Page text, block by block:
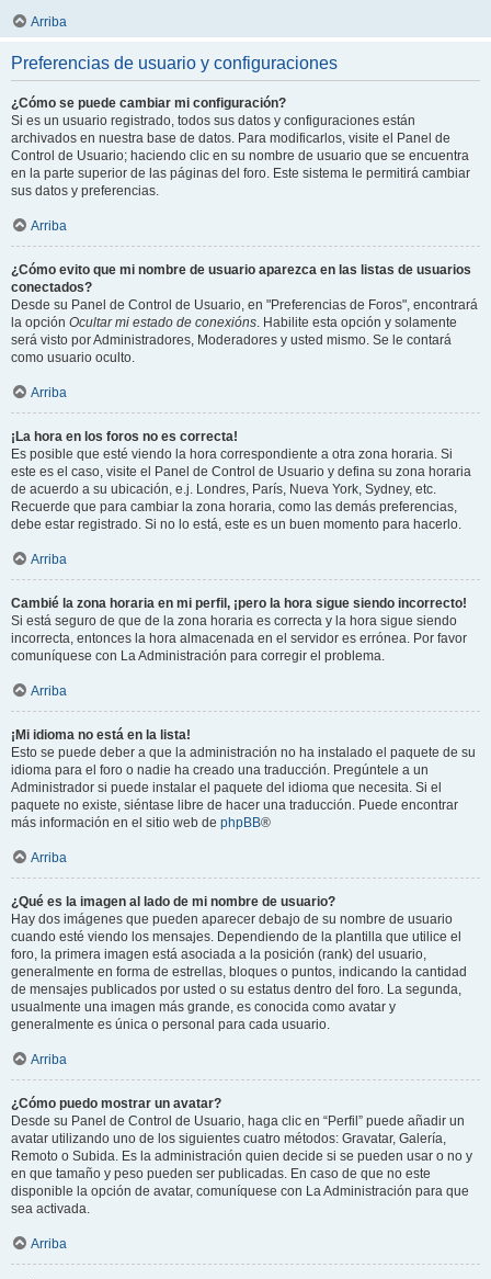
Arriba
Preferencias de usuario y configuraciones
¿Cómo se puede cambiar mi configuración?
Si es un usuario registrado, todos sus datos y configuraciones están
archivados en nuestra base de datos. Para modificarlos, visite el Panel de
Control de Usuario; haciendo clic en su nombre de usuario que se encuentra
en la parte superior de las páginas del foro. Este sistema le permitirá cambiar
sus datos y preferencias.
Arriba
¿Cómo evito que mi nombre de usuario aparezca en las listas de usuarios
conectados?
Desde su Panel de Control de Usuario, en "Preferencias de Foros", encontrará
la opción Ocultar mi estado de conexións. Habilite esta opción y solamente
será visto por Administradores, Moderadores y usted mismo. Se le contará
como usuario oculto.
Arriba
¡La hora en los foros no es correcta!
Es posible que esté viendo la hora correspondiente a otra zona horaria. Si
este es el caso, visite el Panel de Control de Usuario y defina su zona horaria
de acuerdo a su ubicación, e.j. Londres, París, Nueva York, Sydney, etc.
Recuerde que para cambiar la zona horaria, como las demás preferencias,
debe estar registrado. Si no lo está, este es un buen momento para hacerlo.
Arriba
Cambié la zona horaria en mi perfil, ¡pero la hora sigue siendo incorrecto!
Si está seguro de que de la zona horaria es correcta y la hora sigue siendo
incorrecta, entonces la hora almacenada en el servidor es errónea. Por favor
comuníquese con La Administración para corregir el problema.
Arriba
¡Mi idioma no está en la lista!
Esto se puede deber a que la administración no ha instalado el paquete de su
idioma para el foro o nadie ha creado una traducción. Pregúntele a un
Administrador si puede instalar el paquete del idioma que necesita. Si el
paquete no existe, siéntase libre de hacer una traducción. Puede encontrar
más información en el sitio web de phpBB®
Arriba
¿Qué es la imagen al lado de mi nombre de usuario?
Hay dos imágenes que pueden aparecer debajo de su nombre de usuario
cuando esté viendo los mensajes. Dependiendo de la plantilla que utilice el
foro, la primera imagen está asociada a la posición (rank) del usuario,
generalmente en forma de estrellas, bloques o puntos, indicando la cantidad
de mensajes publicados por usted o su estatus dentro del foro. La segunda,
usualmente una imagen más grande, es conocida como avatar y
generalmente es única o personal para cada usuario.
Arriba
¿Cómo puedo mostrar un avatar?
Desde su Panel de Control de Usuario, haga clic en “Perfil” puede añadir un
avatar utilizando uno de los siguientes cuatro métodos: Gravatar, Galería,
Remoto o Subida. Es la administración quien decide si se pueden usar o no y
en que tamaño y peso pueden ser publicadas. En caso de que no este
disponible la opción de avatar, comuníquese con La Administración para que
sea activada.
Arriba